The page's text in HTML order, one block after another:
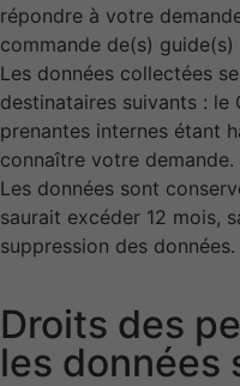
répondre à votre
commande de(s) guide(s)
Les données collectées
destinataires suivants : le
prenantes internes étant
connaître votre demande.
Les données sont
saurait excéder 12 mois,
suppression des données.
Droits des
les données